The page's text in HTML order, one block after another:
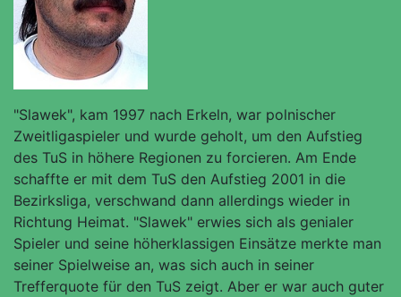
"Slawek", kam 1997 nach Erkeln, war polnischer
Zweitligaspieler und wurde geholt, um den Aufstieg
des TuS in höhere Regionen zu forcieren. Am Ende
schaffte er mit dem TuS den Aufstieg 2001 in die
Bezirksliga, verschwand dann allerdings wieder in
Richtung Heimat. "Slawek" erwies sich als genialer
Spieler und seine höherklassigen Einsätze merkte man
seiner Spielweise an, was sich auch in seiner
Trefferquote für den TuS zeigt. Aber er war auch guter